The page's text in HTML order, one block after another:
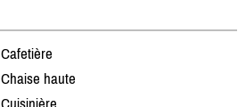
Cafetière
Chaise haute
Cuisinière